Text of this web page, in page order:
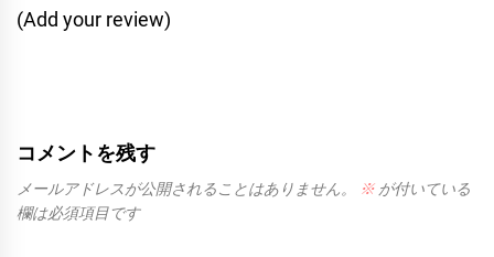
(Add your review)
コメントを残す
メールアドレスが公開されることはありません。 ※ が付いている
欄は必須項目です